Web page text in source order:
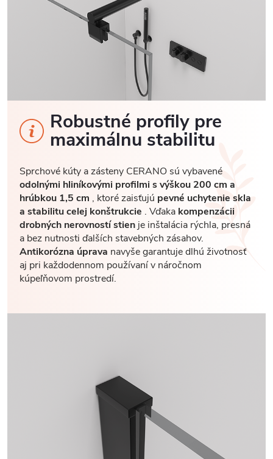
Robustné profily pre
maximálnu stabilitu
Sprchové kúty a zásteny CERANO sú vybavené
odolnými hliníkovými profilmi s výškou 200 cm a
hrúbkou 1,5 cm , ktoré zaisťujú pevné uchytenie skla
a stabilitu celej konštrukcie . Vďaka kompenzácii
drobných nerovností stien je inštalácia rýchla, presná
a bez nutnosti ďalších stavebných zásahov.
Antikorózna úprava navyše garantuje dlhú životnosť
aj pri každodennom používaní v náročnom
kúpeľňovom prostredí.